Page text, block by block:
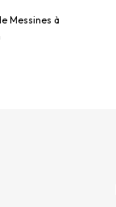
Messines à